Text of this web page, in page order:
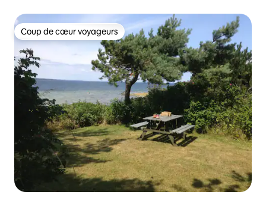
Coup de cœur voyageurs
Coup de cœur voyageurs